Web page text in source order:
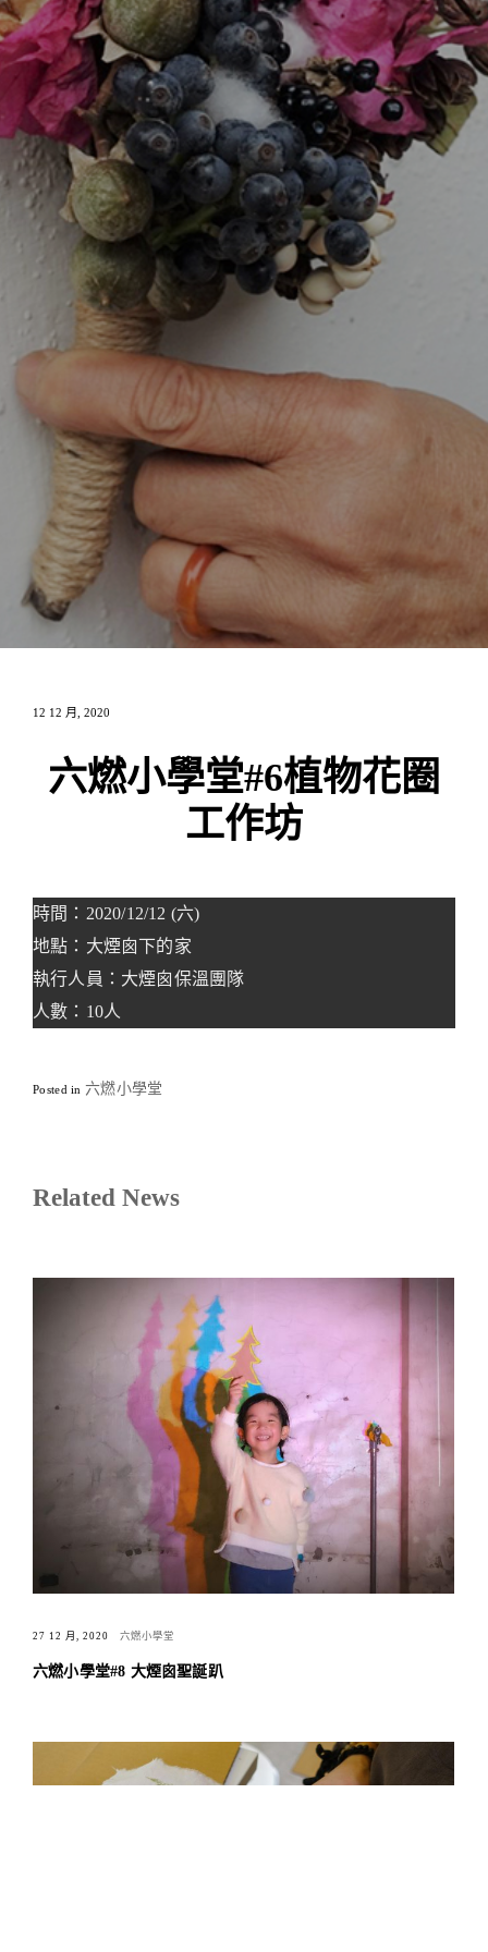
12 12 月, 2020
六燃小學堂#6植物花圈
工作坊
時間：2020/12/12 (六)
地點：大煙囪下的家
執行人員：大煙囪保溫團隊
人數：10人
Posted in 六燃小學堂
Related News
27 12 月, 2020 六燃小學堂
六燃小學堂#8 大煙囪聖誕趴